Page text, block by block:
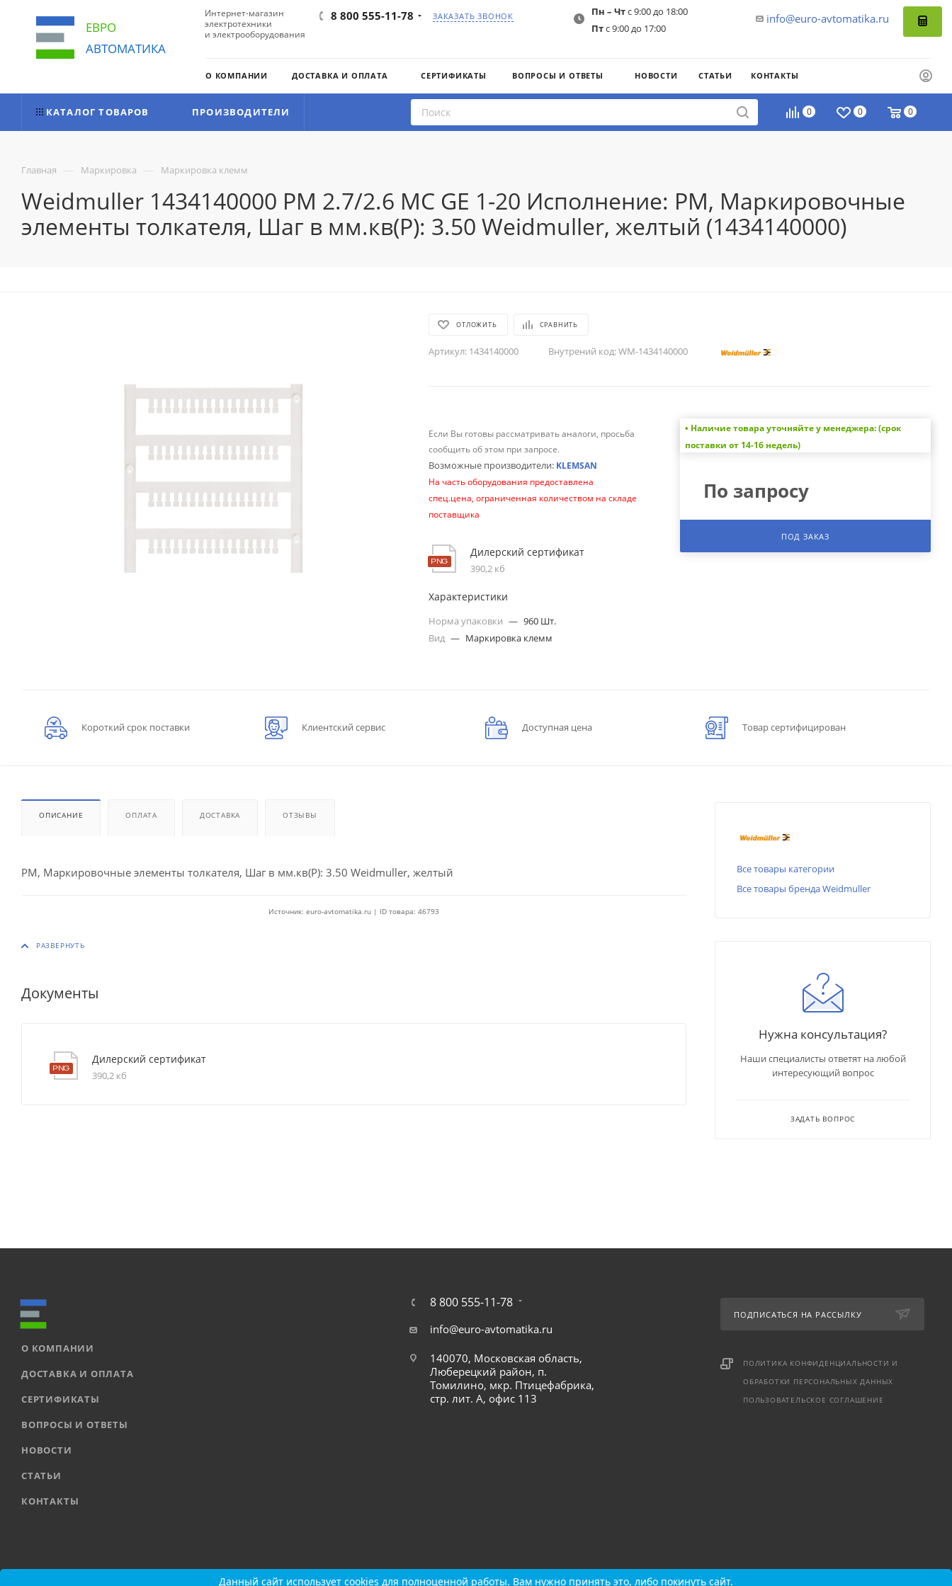
ЕВРО
АВТОМАТИКА
Интернет-магазин
электротехники
и электрооборудования
8 800 555-11-78 ЗАКАЗАТЬ ЗВОНОК info@euro-avtomatika.ru
Пн – Чтс 9:00 до 18:00
Птс 9:00 до 17:00
О КОМПАНИИ ДОСТАВКА И ОПЛАТА СЕРТИФИКАТЫ ВОПРОСЫ И ОТВЕТЫ НОВОСТИ СТАТЬИ КОНТАКТЫ
0 0 0
КАТАЛОГ ТОВАРОВ ПРОИЗВОДИТЕЛИ
Главная — Маркировка — Маркировка клемм
Weidmuller 1434140000 PM 2.7/2.6 MC GE 1-20 Исполнение: PM, Маркировочные
элементы толкателя, Шаг в мм.кв(P): 3.50 Weidmuller, желтый (1434140000)
ОТЛОЖИТЬ СРАВНИТЬ
Артикул: 1434140000 Внутрений код:WM-1434140000
Если Вы готовы рассматривать аналоги, просьба
сообщить об этом при запросе.
Возможные производители: KLEMSAN
На часть оборудования предоставлена
спец.цена, ограниченная количеством на складе
поставщика
Дилерский сертификат
390,2 кб
Характеристики
Норма упаковки — 960 Шт.
Вид — Маркировка клемм
• Наличие товара уточняйте у менеджера: (срок
поставки от 14-16 недель)
По запросу
ПОД ЗАКАЗ
Короткий срок поставки Клиентский сервис Доступная цена Товар сертифицирован
ОПИСАНИЕ ОПЛАТА ДОСТАВКА ОТЗЫВЫ
PM, Маркировочные элементы толкателя, Шаг в мм.кв(P): 3.50 Weidmuller, желтый
Источник: euro-avtomatika.ru | ID товара: 46793
Документы
Дилерский сертификат
390,2 кб
Все товары категории
Все товары бренда Weidmuller
Нужна консультация?
Наши специалисты ответят на любой
интересующий вопрос
ЗАДАТЬ ВОПРОС
О КОМПАНИИ
ДОСТАВКА И ОПЛАТА
СЕРТИФИКАТЫ
ВОПРОСЫ И ОТВЕТЫ
НОВОСТИ
СТАТЬИ
КОНТАКТЫ
8 800 555-11-78
info@euro-avtomatika.ru
140070, Московская область,
Люберецкий район, п.
Томилино, мкр. Птицефабрика,
стр. лит. А, офис 113
ПОДПИСАТЬСЯ НА РАССЫЛКУ
ПОЛИТИКА КОНФИДЕНЦИАЛЬНОСТИ И
ОБРАБОТКИ ПЕРСОНАЛЬНЫХ ДАННЫХ
ПОЛЬЗОВАТЕЛЬСКОЕ СОГЛАШЕНИЕ
Карта сайтаДанный сайт использует cookies для полноценной работы. Вам нужно принять это, либо покинуть сайт.